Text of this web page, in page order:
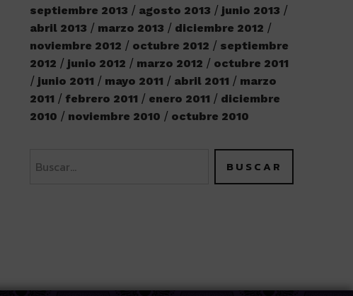
septiembre 2013
agosto 2013
junio 2013
abril 2013
marzo 2013
diciembre 2012
noviembre 2012
octubre 2012
septiembre
2012
junio 2012 marzo 2012
octubre 2011
junio 2011
mayo 2011 abril 2011
marzo
2011
febrero 2011 enero 2011
diciembre
2010
noviembre 2010 octubre 2010